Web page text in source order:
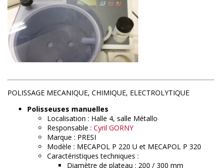
POLISSAGE MECANIQUE, CHIMIQUE, ELECTROLYTIQUE
Polisseuses manuelles
Localisation : Halle 4, salle Métallo
Responsable : Cyril GORNY
Marque : PRESI
Modèle : MECAPOL P 220 U et MECAPOL P 320
Caractéristiques techniques :
Diamètre de plateau : 200 / 300 mm